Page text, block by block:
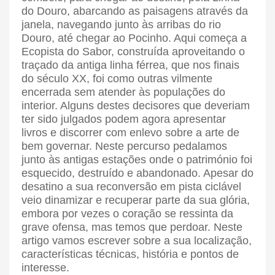
do Douro, abarcando as paisagens através da
janela, navegando junto às arribas do rio
Douro, até chegar ao Pocinho. Aqui começa a
Ecopista do Sabor, construída aproveitando o
traçado da antiga linha férrea, que nos finais
do século XX, foi como outras vilmente
encerrada sem atender às populações do
interior. Alguns destes decisores que deveriam
ter sido julgados podem agora apresentar
livros e discorrer com enlevo sobre a arte de
bem governar. Neste percurso pedalamos
junto às antigas estações onde o património foi
esquecido, destruído e abandonado. Apesar do
desatino a sua reconversão em pista ciclável
veio dinamizar e recuperar parte da sua glória,
embora por vezes o coração se ressinta da
grave ofensa, mas temos que perdoar. Neste
artigo vamos escrever sobre a sua localização,
características técnicas, história e pontos de
interesse.